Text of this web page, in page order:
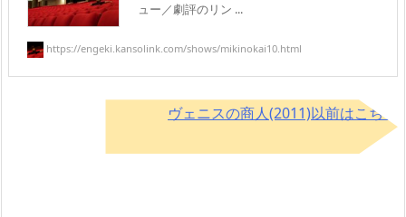
ュー／劇評のリン ...
https://engeki.kansolink.com/shows/mikinokai10.html
ヴェニスの商人(2011)以前はこちら